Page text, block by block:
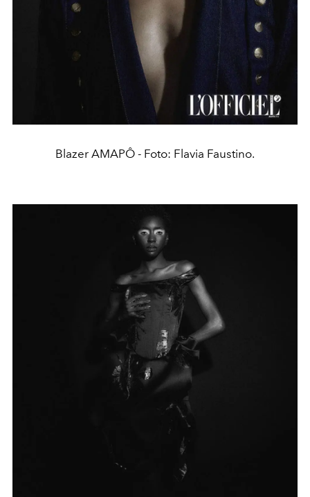
Blazer AMAPÔ - Foto: Flavia Faustino.